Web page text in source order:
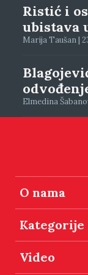
Ristić i
ubistava
Marija Taušan |
Elmedina
O nama
Kategorije
Video